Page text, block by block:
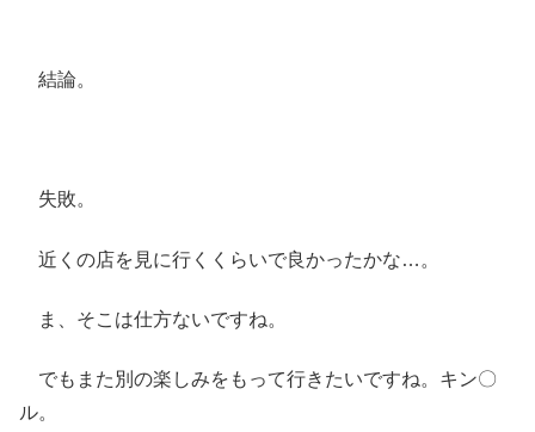
結論。
失敗。
近くの店を見に行くくらいで良かったかな…。
ま、そこは仕方ないですね。
でもまた別の楽しみをもって行きたいですね。キン〇
ル。